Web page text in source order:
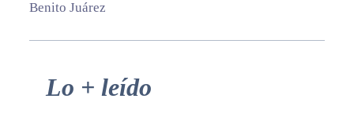
Benito Juárez
Primary
Lo + leído